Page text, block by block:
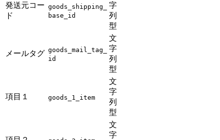
発送元コー
ド
goods_shipping_
base_id
字
列
型
メールタグ goods_mail_tag_
id
文
字
列
型
項目１ goods_1_item
文
字
列
型
文
字